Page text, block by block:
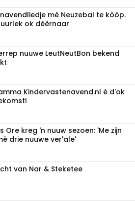
mè Neuzebal te kòòp.
ok dèèrnaar
nuuwe LeutNeutBon bekend
Kindervastenavend.nl è d'ok
Ore kreg 'n nuuw sezoen: 'Me zijn
drie nuuwe ver'ale'
van Nar & Steketee